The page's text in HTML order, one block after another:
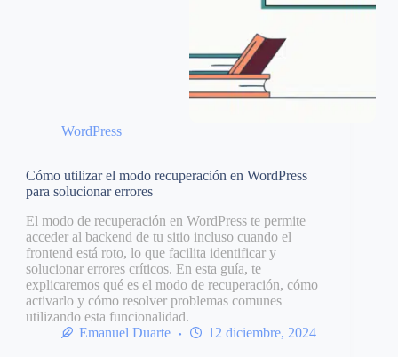
WordPress
Cómo utilizar el modo recuperación en WordPress
para solucionar errores
El modo de recuperación en WordPress te permite
acceder al backend de tu sitio incluso cuando el
frontend está roto, lo que facilita identificar y
solucionar errores críticos. En esta guía, te
explicaremos qué es el modo de recuperación, cómo
activarlo y cómo resolver problemas comunes
utilizando esta funcionalidad.
Emanuel Duarte
12 diciembre, 2024